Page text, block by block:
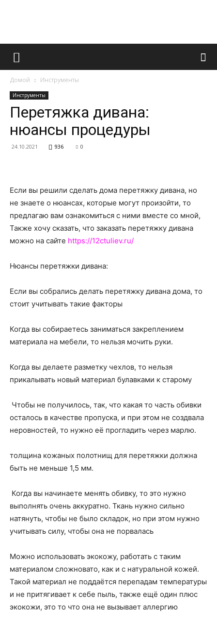
Французский
и
о
Домой Инструменты
Инструменты
Перетяжка дивана:
нюансы процедуры
24.10.2021 936 0
Если вы решили сделать дома перетяжку дивана, но
не знаете о нюансах, которые могут произойти, то
предлагаю вам ознакомиться с ними вместе со мной,
Также хочу сказать, что заказать перетяжку дивана
можно на сайте https://12ctuliev.ru/
Нюансы перетяжки дивана:
Если вы собрались делать перетяжку дивана дома, то
стоит учитывать такие факторы
Когда вы собираетесь заниматься закреплением
материала на мебели, то нельзя мочить руки.
Когда вы делаете разметку чехлов, то нельзя
прикалывать новый материал булавками к старому
Чтобы не получилось, так, что какая то часть обивки
осталось в качестве пропуска, и при этом не создвала
неровностей, то нужно её прогладить через марлю.
толщина кожаных полотнищ для перетяжки должна
быть не меньше 1,5 мм.
Когда вы начинаете менять обивку, то это нужно
выполнять очень аккуратно. Ткань нужно сильно
натянуть, чтобы не было складок, но при этом нужно
учитывать силу, чтобы она не порвалась
Можно использовать экокожу, работать с таким
материалом сложновато, как и с натуральной кожей.
Такой материал не поддаётся перепадам температуры
и не притягивает к себе пыль, также ещё один плюс
экокожи, это то что она не вызывает аллергию